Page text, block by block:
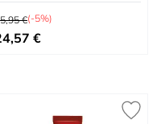
Normal
€(-5%)
Especial
€